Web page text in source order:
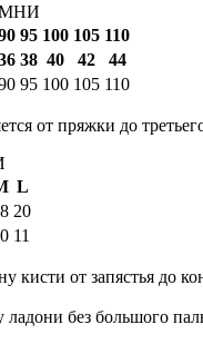
95 100 105 110
38 40 42
44
95 100 105 110
от пряжки до
L
20
11
кисти от запястья до
без большого